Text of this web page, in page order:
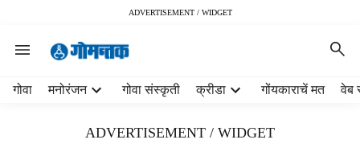
ADVERTISEMENT / WIDGET
गोवा मनोरंजन गोवा संस्कृती क्रीडा गोंयकाराचें मत वेब
ADVERTISEMENT / WIDGET